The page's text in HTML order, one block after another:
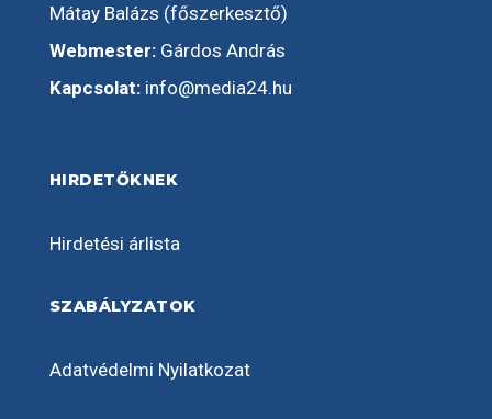
Mátay Balázs (főszerkesztő)
Webmester:Gárdos András
Kapcsolat: info@media24.hu
HIRDETŐKNEK
Hirdetési árlista
SZABÁLYZATOK
Adatvédelmi Nyilatkozat